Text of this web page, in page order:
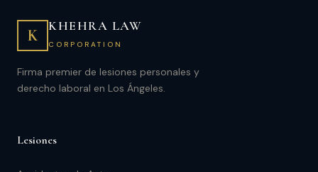
K
KHEHRA LAW
CORPORATION
Firma premier de lesiones personales y
derecho laboral en Los Ángeles.
Lesiones